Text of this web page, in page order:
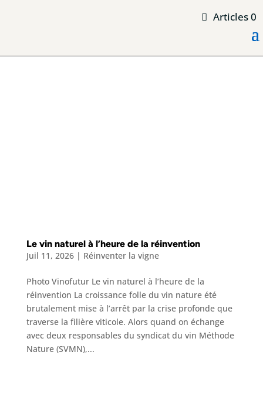
Articles 0
Le vin naturel à l’heure de la réinvention
Juil 11, 2026| Réinventer la vigne
Photo Vinofutur Le vin naturel à l’heure de la
réinvention La croissance folle du vin nature été
brutalement mise à l’arrêt par la crise profonde que
traverse la filière viticole. Alors quand on échange
avec deux responsables du syndicat du vin Méthode
Nature (SVMN),...